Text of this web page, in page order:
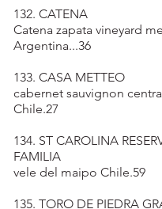
132. CATENA
Catena zapata vineyard
Argentina...36
133. CASA METTEO
cabernet sauvignon
Chile.27
134. ST CAROLINA
FAMILIA
vele del maipo Chile.59
135. TORO DE PIEDRA